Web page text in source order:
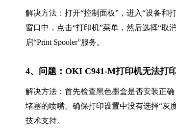
解决方法：打开“控制面板”，进入“设备和
窗口中，点击“打印机”菜单，然后选择“取
启“Print Spooler”服务。
4、问题：OKI C941-M打印机无法打
解决方法：首先检查黑色墨盒是否安装正
堵塞的喷嘴。确保打印设置中没有选择“灰
技术支持。